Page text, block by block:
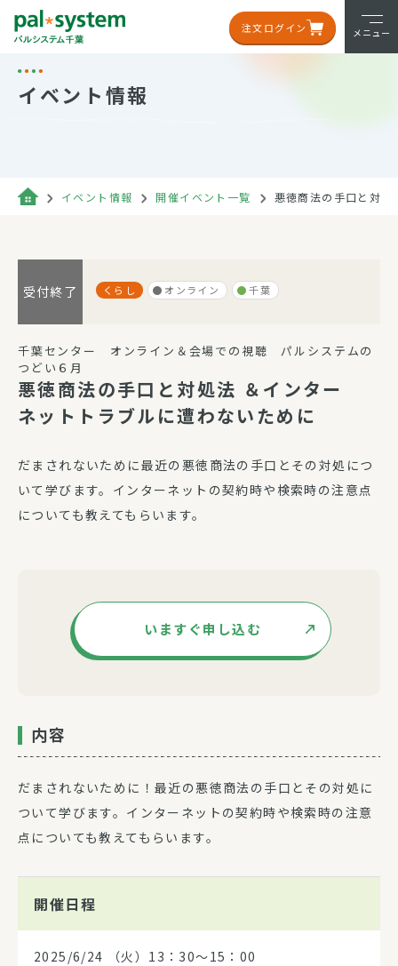
注文ログイン メニュー
イベント情報
イベント情報 開催イベント一覧 悪徳商法の手口と対
受付終了 くらし オンライン 千葉
千葉センター オンライン＆会場での視聴 パルシステムの
つどい６月
悪徳商法の手口と対処法 ＆インター
ネットトラブルに遭わないために
だまされないために最近の悪徳商法の手口とその対処につ
いて学びます。インターネットの契約時や検索時の注意点
についても教えてもらいます。
いますぐ申し込む
内容
だまされないために！最近の悪徳商法の手口とその対処に
ついて学びます。インターネットの契約時や検索時の注意
点についても教えてもらいます。
開催日程
2025/6/24 （火）13：30～15：00